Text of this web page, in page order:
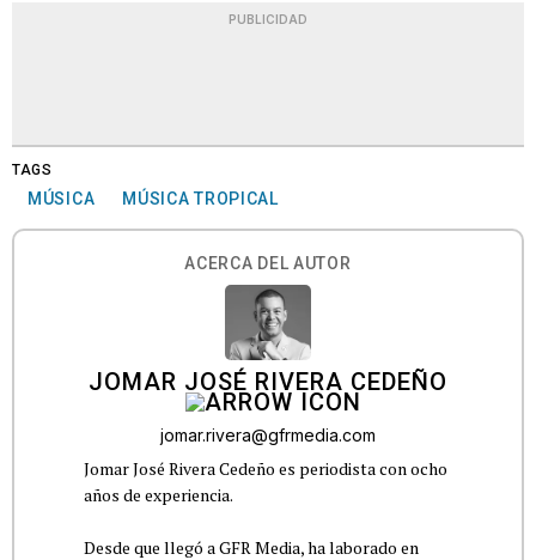
PUBLICIDAD
TAGS
MÚSICA MÚSICA TROPICAL
ACERCA DEL AUTOR
JOMAR JOSÉ RIVERA CEDEÑO
jomar.rivera@gfrmedia.com
Jomar José Rivera Cedeño es periodista con ocho
años de experiencia.
Desde que llegó a GFR Media, ha laborado en